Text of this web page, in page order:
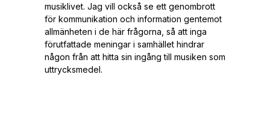
musiklivet. Jag vill också se ett genombrott
för kommunikation och information gentemot
allmänheten i de här frågorna, så att inga
förutfattade meningar i samhället hindrar
någon från att hitta sin ingång till musiken som
uttrycksmedel.